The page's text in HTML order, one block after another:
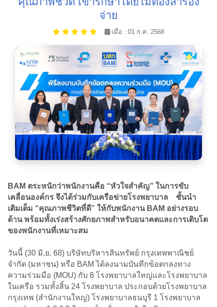
จ่าย
เมื่อ : 01 ก.ค. 2568
BAM ตระหนักว่าพนักงานคือ “หัวใจสำคัญ” ในการขับ
เคลื่อนองค์กร จึงได้ร่วมกับเครือข่ายโรงพยาบาล ชั้นนำ
เติมเต็ม “คุณภาพชีวิตที่ดี” ให้กับพนักงาน BAM อย่างรอบ
ด้าน พร้อมทั้งเร่งสร้างศักยภาพสำหรับอนาคตและการเติบโต
ของพนักงานที่เหมาะสม
วันนี้ (30 มิ.ย. 68) บริษัทบริหารสินทรัพย์ กรุงเทพพาณิชย์
จำกัด (มหาชน) หรือ BAM ได้ลงนามบันทึกข้อตกลงทาง
ความร่วมมือ (MOU) กับ 8 โรงพยาบาลใหญ่และโรงพยาบาล
ในเครือ รวมทั้งสิ้น 24 โรงพยาบาล ประกอบด้วยโรงพยาบาล
กรุงเทพ (สำนักงานใหญ่) โรงพยาบาลธนบุรี 1 โรงพยาบาล